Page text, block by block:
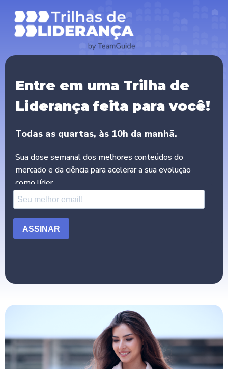
Entre em uma Trilha de
Liderança feita para você!
Todas as quartas, às 10h da manhã.
Sua dose semanal dos melhores conteúdos do
mercado e da ciência para acelerar a sua evolução
como líder.
ASSINAR